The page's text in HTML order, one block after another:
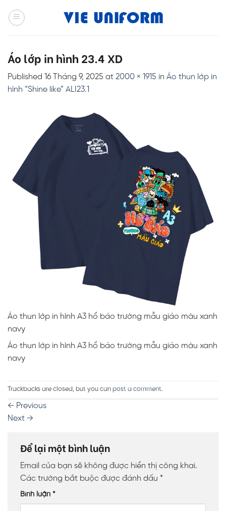
Áo lớp in hình 23.4 XD
Published 16 Tháng 9, 2025 at 2000 × 1915 in Áo thun lớp in
hình “Shine like” ALI23.1
Áo thun lớp in hình A3 hổ báo trường mẫu giáo màu xanh
navy
Áo thun lớp in hình A3 hổ báo trường mẫu giáo màu xanh
navy
Trackbacks are closed, but you can post a comment.
← Previous
Next →
Để lại một bình luận
Email của bạn sẽ không được hiển thị công khai.
Các trường bắt buộc được đánh dấu *
Bình luận *